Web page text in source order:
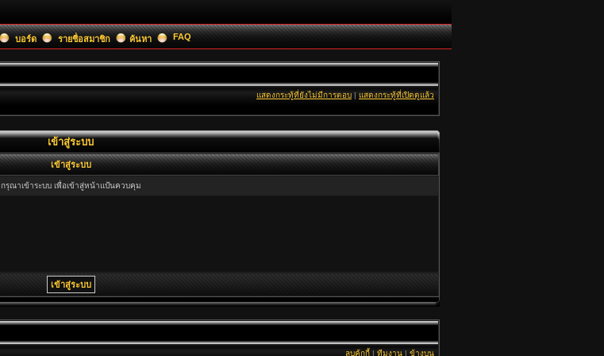
บอร์ด รายชื่อสมาชิก ค้นหา FAQ
แสดงกระทู้ที่ยังไม่มีการตอบ | แสดงกระทู้ที่เปิดดูแล้ว
เข้าสู่ระบบ
เข้าสู่ระบบ
กรุณาเข้าระบบ เพื่อเข้าสู่หน้าแป้นควบคุม
ลบคุ้กกี้ | ทีมงาน | ข้างบน